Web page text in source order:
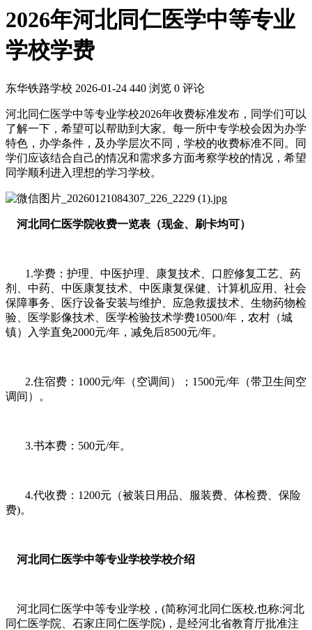
2026年河北同仁医学中等专业
学校学费
东华铁路学校 2026-01-24 440 浏览 0 评论
河北同仁医学中等专业学校2026年收费标准发布，同学们可以
了解一下，希望可以帮助到大家。每一所中专学校会因为办学
特色，办学条件，及办学层次不同，学校的收费标准不同。同
学们应该结合自己的情况和需求多方面考察学校的情况，希望
同学顺利进入理想的学习学校。
河北同仁医学院收费一览表（现金、刷卡均可）
1.学费：护理、中医护理、康复技术、口腔修复工艺、药
剂、中药、中医康复技术、中医康复保健、计算机应用、社会
保障事务、医疗设备安装与维护、应急救援技术、生物药物检
验、医学影像技术、医学检验技术学费10500/年，农村（城
镇）入学直免2000元/年，减免后8500元/年。
2.住宿费：1000元/年（空调间）；1500元/年（带卫生间空
调间）。
3.书本费：500元/年。
4.代收费：1200元（被装日用品、服装费、体检费、保险
费)。
河北同仁医学中等专业学校学校介绍
河北同仁医学中等专业学校，(简称河北同仁医校,也称:河北
同仁医学院、石家庄同仁医学院)，是经河北省教育厅批准注